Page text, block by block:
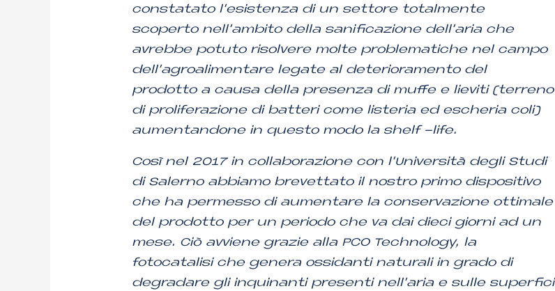
constatato l’esistenza di un settore totalmente
scoperto nell’ambito della sanificazione dell’aria che
avrebbe potuto risolvere molte problematiche nel campo
dell’agroalimentare legate al deterioramento del
prodotto a causa della presenza di muffe e lieviti (terreno
di proliferazione di batteri come listeria ed escheria coli)
aumentandone in questo modo la shelf -life.
Così nel 2017 in collaborazione con l’Università degli Studi
di Salerno abbiamo brevettato il nostro primo dispositivo
che ha permesso di aumentare la conservazione ottimale
del prodotto per un periodo che va dai dieci giorni ad un
mese. Ciò avviene grazie alla PCO Technology, la
fotocatalisi che genera ossidanti naturali in grado di
degradare gli inquinanti presenti nell’aria e sulle superfici